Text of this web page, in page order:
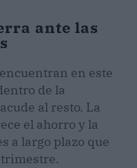
ante las
en este
de la
al resto. La
el ahorro y la
a largo plazo que